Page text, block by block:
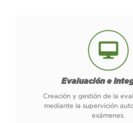
Evaluación e
Creación y gestión de la
mediante la supervición
exámenes.